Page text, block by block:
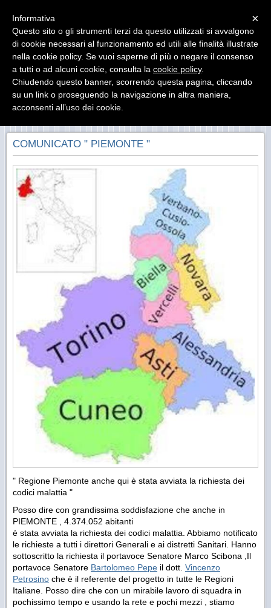
INDIETRO
COMUNICATO " PIEMONTE "
" Regione Piemonte anche qui è stata avviata la richiesta dei
codici malattia "
Posso dire con grandissima soddisfazione che anche in
PIEMONTE , 4.374.052 abitanti
è stata avviata la richiesta dei codici malattia. Abbiamo notificato
le richieste a tutti i direttori Generali e ai distretti Sanitari. Hanno
sottoscritto la richiesta il portavoce Senatore Marco Scibona ,Il
portavoce Senatore Bartolomeo Pepe il dott. Vincenzo
Petrosino che è il referente del progetto in tutte le Regioni
Italiane. Posso dire che con un mirabile lavoro di squadra in
pochissimo tempo e usando la rete e pochi mezzi , stiamo
×
Informativa
Questo sito o gli strumenti terzi da questo utilizzati si avvalgono
di cookie necessari al funzionamento ed utili alle finalità illustrate
nella cookie policy. Se vuoi saperne di più o negare il consenso
a tutti o ad alcuni cookie, consulta la cookie policy.
Chiudendo questo banner, scorrendo questa pagina, cliccando
su un link o proseguendo la navigazione in altra maniera,
acconsenti all’uso dei cookie.